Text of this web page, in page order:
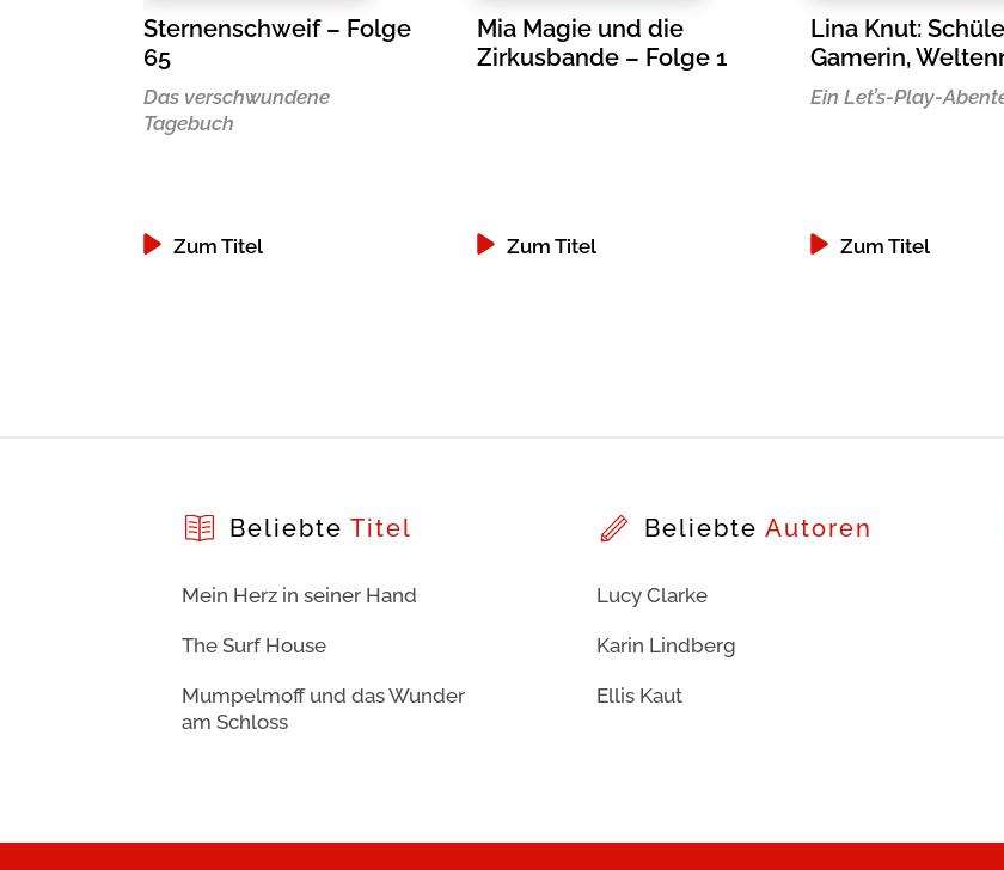
Sternenschweif – Folge
65
Das verschwundene
Tagebuch
Zum Titel
Mia Magie und die
Zirkusbande – Folge 1
Zum Titel
Lina Knut:
Gamerin,
Ein Let’s-Play-
Zum Titel
Beliebte Titel
Mein Herz in seiner Hand
The Surf House
Mumpelmoff und das Wunder
am Schloss
Beliebte Autoren
Lucy Clarke
Karin Lindberg
Ellis Kaut